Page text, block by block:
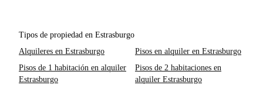
Tipos de propiedad en Estrasburgo
Alquileres en Estrasburgo
Pisos en alquiler en Estrasburgo
Pisos de 1 habitación en alquiler
Estrasburgo
Pisos de 2 habitaciones en
alquiler Estrasburgo